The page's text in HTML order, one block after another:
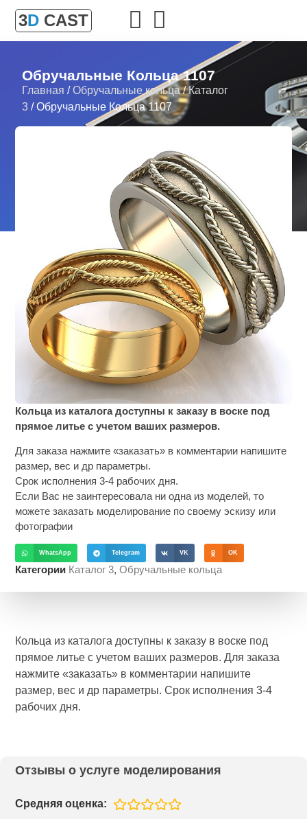
3D CAST
Обручальные Кольца 1107
Главная /Обручальные кольца/Каталог
3 / Обручальные Кольца 1107
Кольца из каталога доступны к заказу в воске под
прямое литье с учетом ваших размеров.
Для заказа нажмите «заказать» в комментарии напишите
размер, вес и др параметры.
Срок исполнения 3-4 рабочих дня.
Если Вас не заинтересовала ни одна из моделей, то
можете заказать моделирование по своему эскизу или
фотографии
WhatsApp Telegram VK OK
Категории Каталог 3,Обручальные кольца
Кольца из каталога доступны к заказу в воске под
прямое литье с учетом ваших размеров. Для заказа
нажмите «заказать» в комментарии напишите
размер, вес и др параметры. Срок исполнения 3-4
рабочих дня.
Отзывы о услуге моделирования
Средняя оценка: